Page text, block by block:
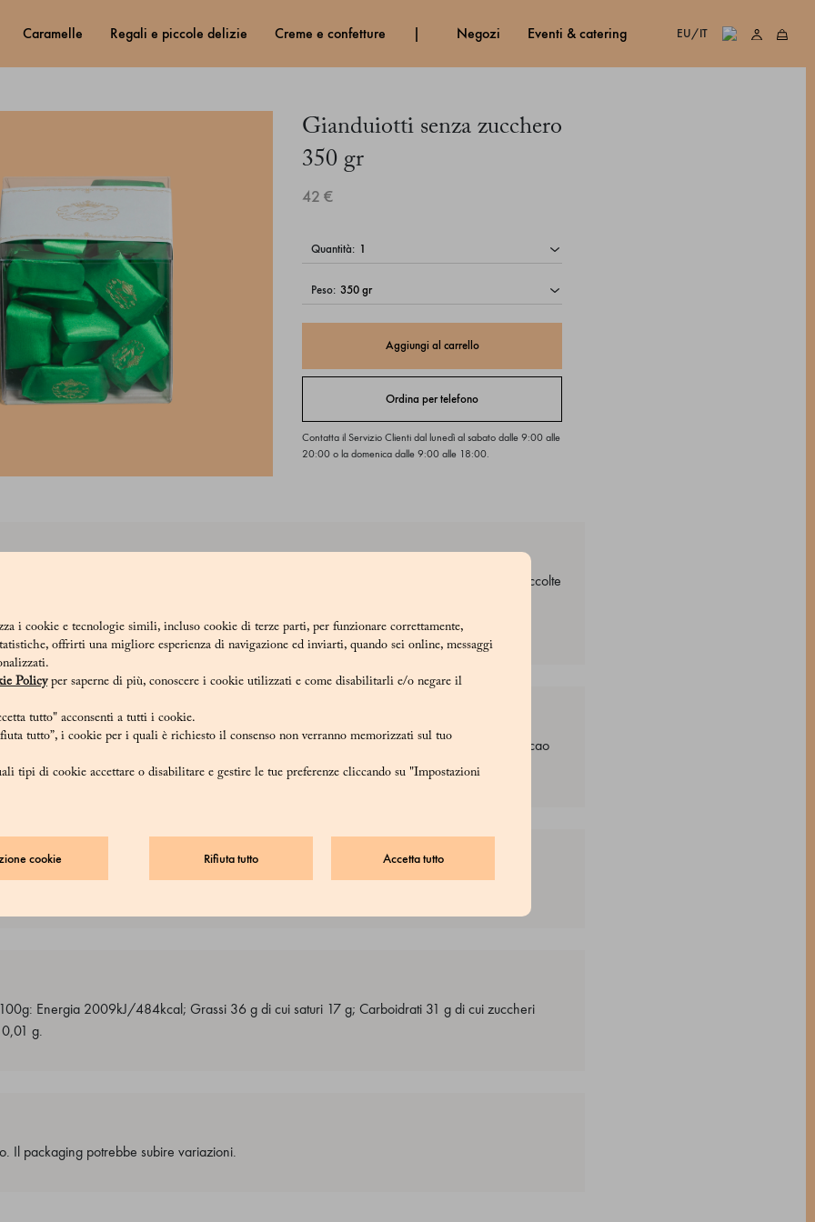
i cookie e tecnologie simili, incluso cookie di terze parti, per funzionare correttamente,
offrirti una migliore esperienza di navigazione ed inviarti, quando sei online, messaggi
Policyper saperne di più, conoscere i cookie utilizzati e come disabilitarli e/o negare il
tutto" acconsenti a tutti i cookie.
tutto”, i cookie per i quali è richiesto il consenso non verranno memorizzati sul tuo
tipi di cookie accettare o disabilitare e gestire le tue preferenze cliccando su "Impostazioni
Accetta tutto
Rifiuta tutto
cookie
caramelle regali e piccole delizie creme e confetture negozi eventi & catering EU/IT
Gianduiotti senza zucchero
350 gr
42 €
quantità:
peso:
Aggiungi al carrello
Ordina per telefono
Contatta il Servizio Clienti dal lunedì al sabato dalle 9:00 alle
20:00 o la domenica dalle 9:00 alle 18:00.
1824, proposti in versione senza zucchero, sono preparati con le migliori nocciole I.G.P. raccolte
leggermente tostate, tritate e unite a cacao di alta qualità proveniente dall’Ecuador.
(40%), maltitolo (E965), burro di cacao, cacao amaro in polvere 22/24,fave di cacao. Cacao
zuccheri.
guscio, soia, latte, sesamo e arachidi
Energia 2009kJ/484kcal; Grassi 36 g di cui saturi 17 g; Carboidrati 31 g di cui zuccheri
g.
Il packaging potrebbe subire variazioni.